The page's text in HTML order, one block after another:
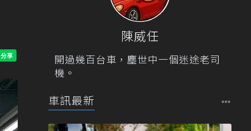
陳威任
開過幾百台車，塵世中一個迷途老司
機。
車訊最新